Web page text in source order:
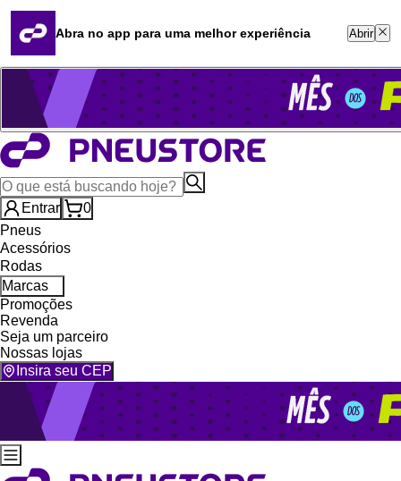
Quero revender
Blog
Whatsapp (16) 99764-8401
Televendas (47) 3046-2551
Entrar
0
Pneus
Acessórios
Rodas
Marcas
Promoções
Revenda
Seja um parceiro
Nossas lojas
Insira seu CEP
Abra no app para uma melhor experiência Abrir